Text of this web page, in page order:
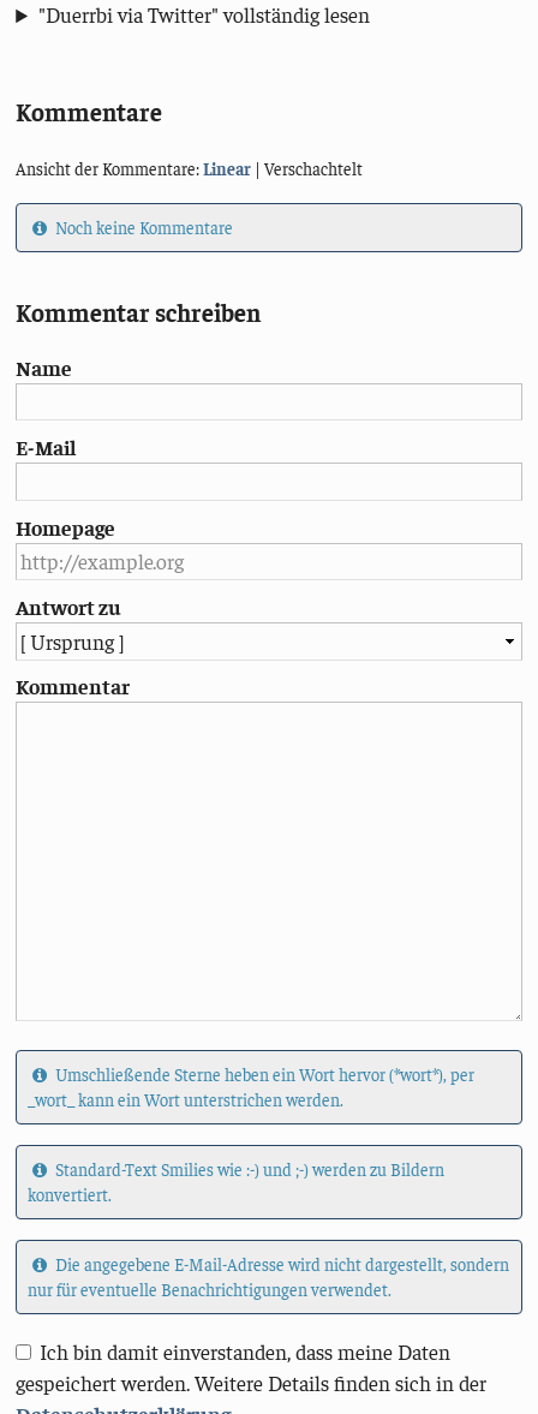
"Duerrbi via Twitter" vollständig lesen
Kommentare
Ansicht der Kommentare:Linear | Verschachtelt
Noch keine Kommentare
Kommentar schreiben
Name
E-Mail
Homepage
Antwort zu
Kommentar
Umschließende Sterne heben ein Wort hervor (*wort*), per
_wort_ kann ein Wort unterstrichen werden.
Standard-Text Smilies wie :-) und ;-) werden zu Bildern
konvertiert.
Die angegebene E-Mail-Adresse wird nicht dargestellt, sondern
nur für eventuelle Benachrichtigungen verwendet.
Ich bin damit einverstanden, dass meine Daten
gespeichert werden. Weitere Details finden sich in der